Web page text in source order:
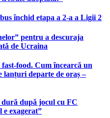
închid etapa a 2-a a Ligii 2
pentru a descuraja
de Ucraina
food. Cum încearcă un
departe de oraș –
dură după jocul cu FC
exagerat”